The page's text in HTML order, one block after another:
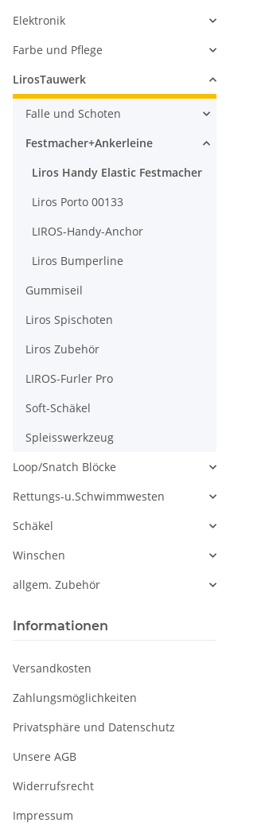
Elektronik
Farbe und Pflege
LirosTauwerk
Falle und Schoten
Festmacher+Ankerleine
Liros Handy Elastic Festmacher
Liros Porto 00133
LIROS-Handy-Anchor
Liros Bumperline
Gummiseil
Liros Spischoten
Liros Zubehör
LIROS-Furler Pro
Soft-Schäkel
Spleisswerkzeug
Loop/Snatch Blöcke
Rettungs-u.Schwimmwesten
Schäkel
Winschen
allgem. Zubehör
Informationen
Versandkosten
Zahlungsmöglichkeiten
Privatsphäre und Datenschutz
Unsere AGB
Widerrufsrecht
Impressum